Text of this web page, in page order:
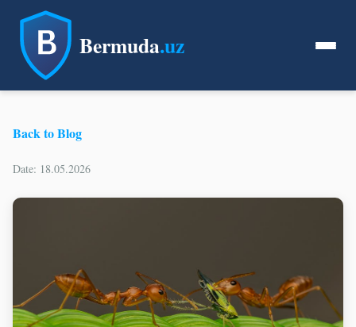
Bermuda.uz
Back to Blog
Date: 18.05.2026